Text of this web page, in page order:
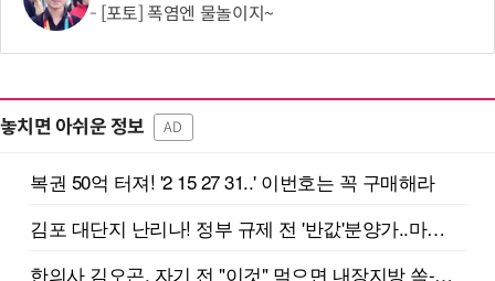
[포토] 폭염엔 물놀이지~
놓치면 아쉬운 정보 AD